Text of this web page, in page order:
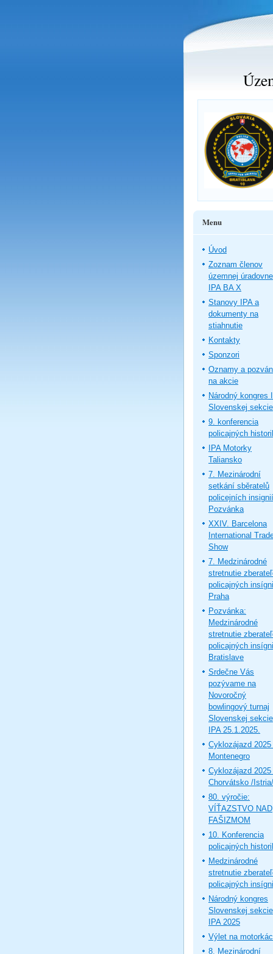
Menu
Úvod
Zoznam členov
územnej úradovne
IPA BA X
Stanovy IPA a
dokumenty na
stiahnutie
Kontakty
Sponzori
Oznamy a
na akcie
Národný kongres
Slovenskej sekcie
9. konferencia
policajných
IPA Motorky
Taliansko
7. Mezinárodní
setkání sběratelů
policejních
Pozvánka
XXIV. Barcelona
International
Show
7. Medzinárodné
stretnutie
policajných
Praha
Pozvánka:
Medzinárodné
stretnutie
policajných
Bratislave
Srdečne Vás
pozývame na
Novoročný
bowlingový turnaj
Slovenskej sekcie
IPA 25.1.2025.
Cyklozájazd 2025
Montenegro
Cyklozájazd 2025
Chorvátsko /Istria/
80. výročie:
VÍŤAZSTVO NAD
FAŠIZMOM
10. Konferencia
policajných
Medzinárodné
stretnutie
policajných
Národný kongres
Slovenskej sekcie
IPA 2025
Výlet na
8. Mezinárodní